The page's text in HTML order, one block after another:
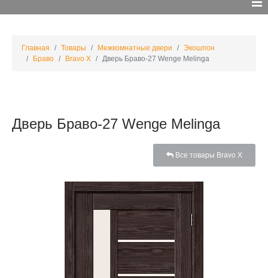
Главная Товары Межкомнатные двери
Экошпон
Браво
Bravo X Дверь Браво-27 Wenge Melinga
Дверь Браво-27 Wenge Melinga
Все товары Bravo X